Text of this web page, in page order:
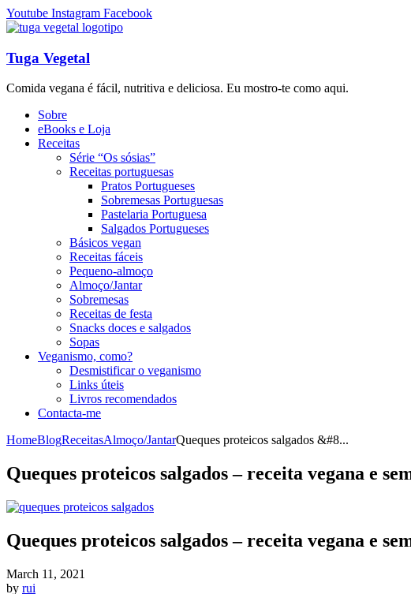
Youtube Instagram Facebook
Tuga Vegetal
Comida vegana é fácil, nutritiva e deliciosa. Eu mostro-te como aqui.
Sobre
eBooks e Loja
Receitas
Série “Os sósias”
Receitas portuguesas
Pratos Portugueses
Sobremesas Portuguesas
Pastelaria Portuguesa
Salgados Portugueses
Básicos vegan
Receitas fáceis
Pequeno-almoço
Almoço/Jantar
Sobremesas
Receitas de festa
Snacks doces e salgados
Sopas
Veganismo, como?
Desmistificar o veganismo
Links úteis
Livros recomendados
Contacta-me
HomeBlogReceitasAlmoço/JantarQueques proteicos salgados &#8...
Queques proteicos salgados – receita vegana e
Queques proteicos salgados – receita vegana e
March 11, 2021
by rui